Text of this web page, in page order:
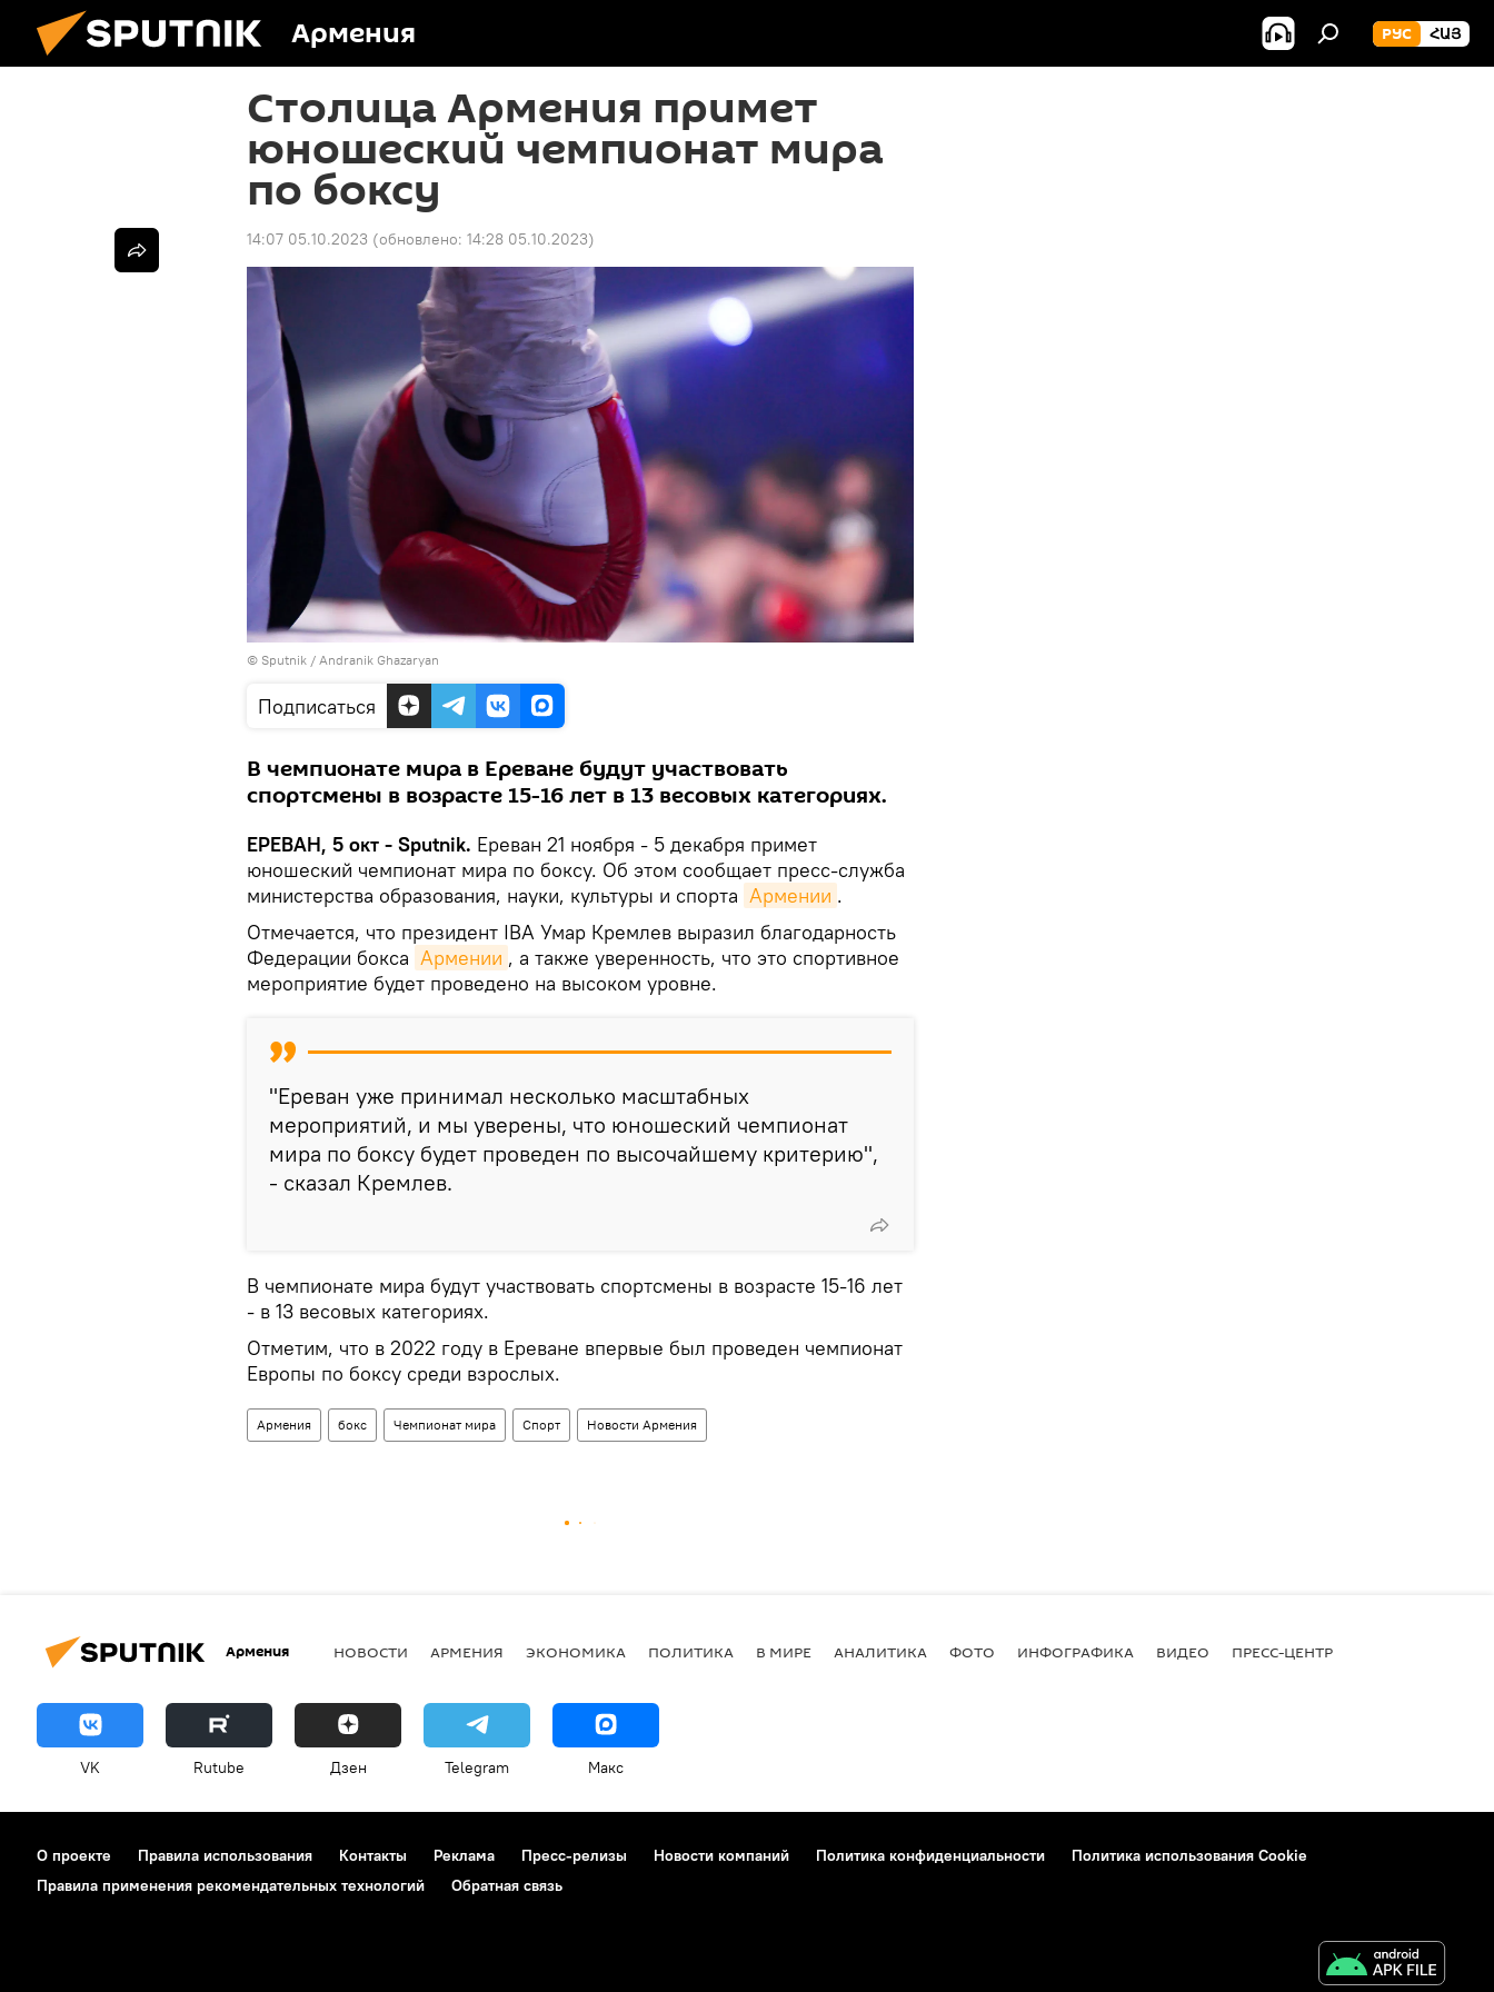
Армения РУС ՀԱՅ
Столица Армения примет
юношеский чемпионат мира
по боксу
14:07 05.10.2023 (обновлено: 14:28 05.10.2023)
© Sputnik / Andranik Ghazaryan
Подписаться
В чемпионате мира в Ереване будут участвовать
спортсмены в возрасте 15-16 лет в 13 весовых категориях.
ЕРЕВАН, 5 окт - Sputnik. Ереван 21 ноября - 5 декабря примет
юношеский чемпионат мира по боксу. Об этом сообщает пресс-служба
министерства образования, науки, культуры и спорта Армении .
Отмечается, что президент IBA Умар Кремлев выразил благодарность
Федерации бокса Армении , а также уверенность, что это спортивное
мероприятие будет проведено на высоком уровне.
"Ереван уже принимал несколько масштабных
мероприятий, и мы уверены, что юношеский чемпионат
мира по боксу будет проведен по высочайшему критерию",
- сказал Кремлев.
В чемпионате мира будут участвовать спортсмены в возрасте 15-16 лет
- в 13 весовых категориях.
Отметим, что в 2022 году в Ереване впервые был проведен чемпионат
Европы по боксу среди взрослых.
Армения бокс Чемпионат мира Спорт Новости Армения
Армения НОВОСТИ АРМЕНИЯ ЭКОНОМИКА ПОЛИТИКА В МИРЕ АНАЛИТИКА ФОТО ИНФОГРАФИКА ВИДЕО ПРЕСС-ЦЕНТР
VK Rutube Дзен Telegram Макс
О проекте Правила использования Контакты Реклама Пресс-релизы Новости компаний Политика конфиденциальности
Политика использования Cookie
Правила применения рекомендательных технологий
Обратная связь